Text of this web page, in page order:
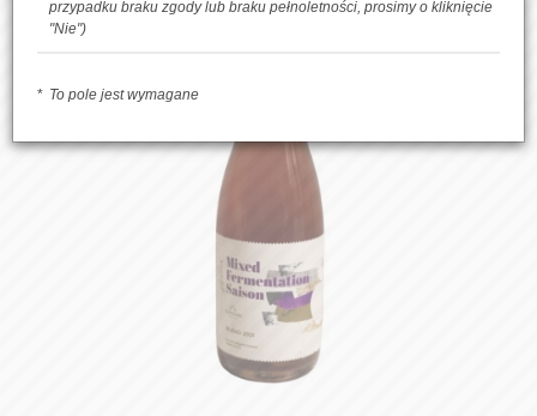
przypadku braku zgody lub braku pełnoletności, prosimy o kliknięcie
"Nie")
To pole jest wymagane